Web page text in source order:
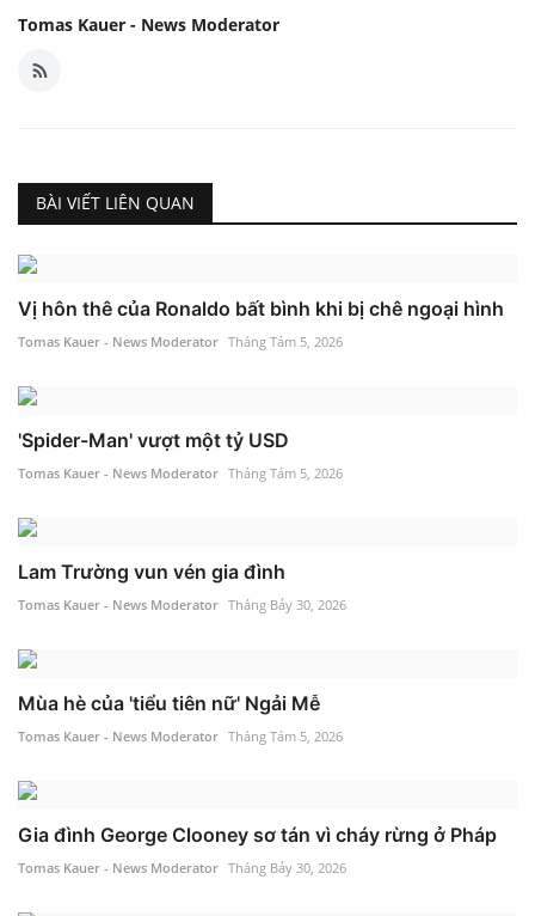
Tomas Kauer - News Moderator
BÀI VIẾT LIÊN QUAN
Vị hôn thê của Ronaldo bất bình khi bị chê ngoại hình
Tomas Kauer - News Moderator Tháng Tám 5, 2026
'Spider-Man' vượt một tỷ USD
Tomas Kauer - News Moderator Tháng Tám 5, 2026
Lam Trường vun vén gia đình
Tomas Kauer - News Moderator Tháng Bảy 30, 2026
Mùa hè của 'tiểu tiên nữ' Ngải Mễ
Tomas Kauer - News Moderator Tháng Tám 5, 2026
Gia đình George Clooney sơ tán vì cháy rừng ở Pháp
Tomas Kauer - News Moderator Tháng Bảy 30, 2026